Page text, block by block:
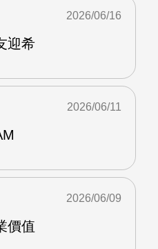
迎希
2026/06/16
2026/06/11
價值
2026/06/09